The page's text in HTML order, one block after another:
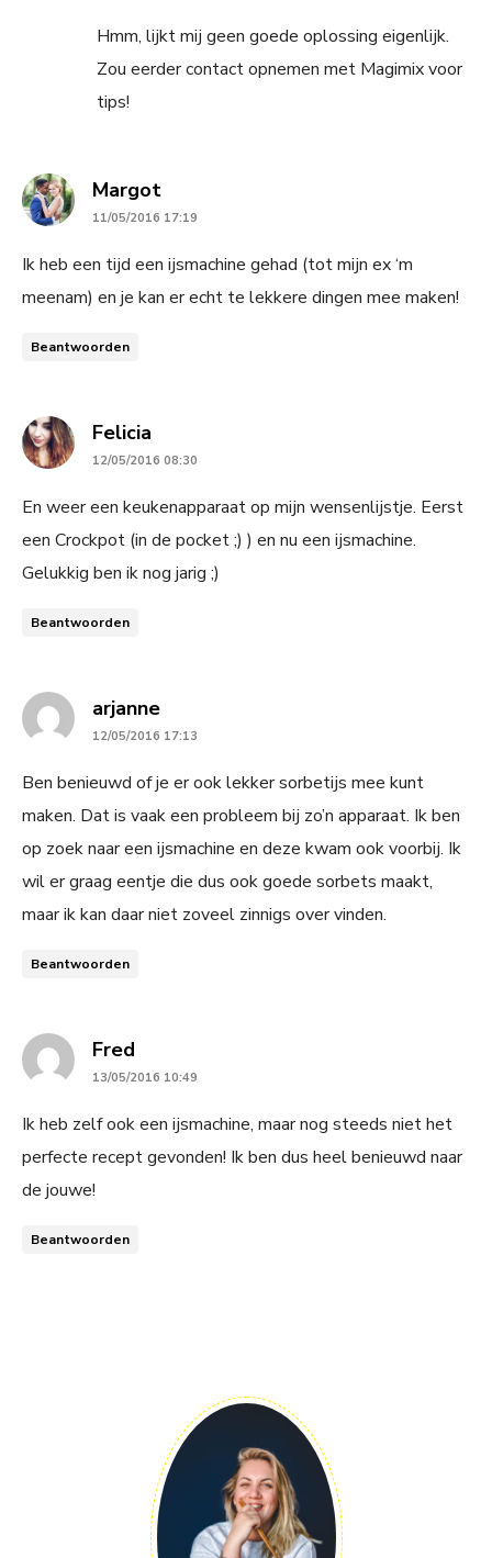
Hmm, lijkt mij geen goede oplossing eigenlijk.
Zou eerder contact opnemen met Magimix voor
tips!
Margotsays:
11/05/2016 17:19
Ik heb een tijd een ijsmachine gehad (tot mijn ex ‘m
meenam) en je kan er echt te lekkere dingen mee maken!
Beantwoorden
Felicia
12/05/2016 08:30
En weer een keukenapparaat op mijn wensenlijstje. Eerst
een Crockpot (in de pocket ;) ) en nu een ijsmachine.
Gelukkig ben ik nog jarig ;)
Beantwoorden
arjannesays:
12/05/2016 17:13
Ben benieuwd of je er ook lekker sorbetijs mee kunt
maken. Dat is vaak een probleem bij zo’n apparaat. Ik ben
op zoek naar een ijsmachine en deze kwam ook voorbij. Ik
wil er graag eentje die dus ook goede sorbets maakt,
maar ik kan daar niet zoveel zinnigs over vinden.
Beantwoorden
Fred
13/05/2016 10:49
Ik heb zelf ook een ijsmachine, maar nog steeds niet het
perfecte recept gevonden! Ik ben dus heel benieuwd naar
de jouwe!
Beantwoorden